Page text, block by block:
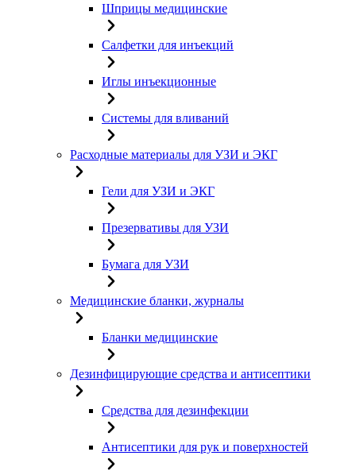
Шприцы медицинские
Салфетки для инъекций
Иглы инъекционные
Системы для вливаний
Расходные материалы для УЗИ и ЭКГ
Гели для УЗИ и ЭКГ
Презервативы для УЗИ
Бумага для УЗИ
Медицинские бланки, журналы
Бланки медицинские
Дезинфицирующие средства и антисептики
Средства для дезинфекции
Антисептики для рук и поверхностей